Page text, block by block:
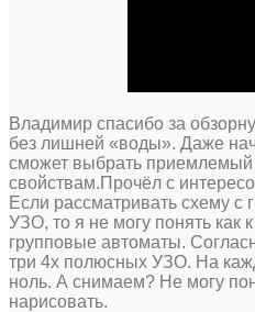
Владимир спасибо за
без лишней «воды». Даже
сможет выбрать приемлемый
свойствам.Прочёл с
Если рассматривать схему
УЗО, то я не могу понять как
групповые автоматы.
три 4х полюсных УЗО. На
ноль. А снимаем? Не могу
нарисовать.